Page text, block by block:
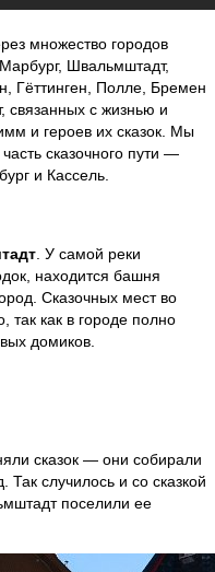
множество городов
Швальмштадт,
Гёттинген, Полле, Бремен
связанных с жизнью и
и героев их сказок. Мы
сказочного пути —
и Кассель.
. У самой реки
находится башня
Сказочных мест во
так как в городе полно
домиков.
сказок — они собирали
случилось и со сказкой
поселили ее